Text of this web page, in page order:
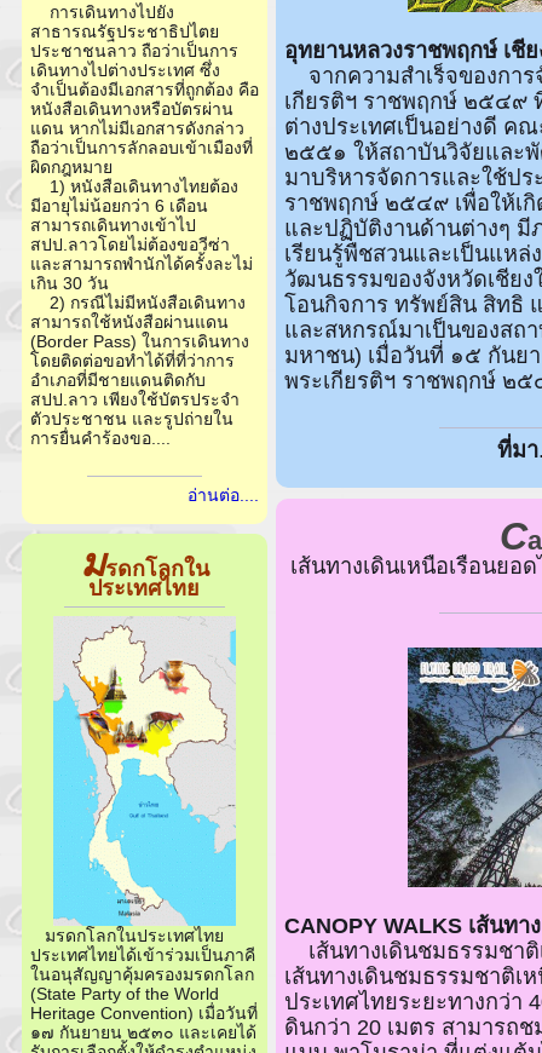
การเดินทางไปยัง
สาธารณรัฐประชาธิปไตย
ประชาชนลาว ถือว่าเป็นการ
เดินทางไปต่างประเทศ ซึ่ง
จำเป็นต้องมีเอกสารที่ถูกต้อง คือ
หนังสือเดินทางหรือบัตรผ่าน
แดน หากไม่มีเอกสารดังกล่าว
ถือว่าเป็นการลักลอบเข้าเมืองที่
ผิดกฎหมาย
1) หนังสือเดินทางไทยต้อง
มีอายุไม่น้อยกว่า 6 เดือน
สามารถเดินทางเข้าไป
สปป.ลาวโดยไม่ต้องขอวีซ่า
และสามารถพำนักได้ครั้งละไม่
เกิน 30 วัน
2) กรณีไม่มีหนังสือเดินทาง
สามารถใช้หนังสือผ่านแดน
(Border Pass) ในการเดินทาง
โดยติดต่อขอทำได้ที่ที่ว่าการ
อำเภอที่มีชายแดนติดกับ
สปป.ลาว เพียงใช้บัตรประจำ
ตัวประชาชน และรูปถ่ายใน
การยื่นคำร้องขอ....
อ่านต่อ....
มรดกโลกใน
ประเทศไทย
มรดกโลกในประเทศไทย
ประเทศไทยได้เข้าร่วมเป็นภาคี
ในอนุสัญญาคุ้มครองมรดกโลก
(State Party of the World
Heritage Convention) เมื่อวันที่
๑๗ กันยายน ๒๕๓๐ และเคยได้
อุทยานหลวงราชพฤกษ์ เชี
จากความสำเร็จของกา
เกียรติฯ ราชพฤกษ์ ๒๕๔๙
ต่างประเทศเป็นอย่างดี ค
๒๕๕๑ ให้สถาบันวิจัยและ
มาบริหารจัดการและใช้ป
ราชพฤกษ์ ๒๕๔๙ เพื่อให้เ
และปฏิบัติงานด้านต่างๆ มี
เรียนรู้พืชสวนและเป็นแหล่
วัฒนธรรมของจังหวัดเชียง
โอนกิจการ ทรัพย์สิน สิทธิ
และสหกรณ์มาเป็นของสถ
มหาชน) เมื่อวันที่ ๑๕ กันย
พระเกียรติฯ ราชพฤกษ์ ๒
ที่มา
C
เส้นทางเดินเหนือเรือนย
CANOPY WALKS เส้นทา
เส้นทางเดินชมธรรมชาติ
เส้นทางเดินชมธรรมชาติเ
ประเทศไทยระยะทางกว่า
ดินกว่า 20 เมตร สามารถ